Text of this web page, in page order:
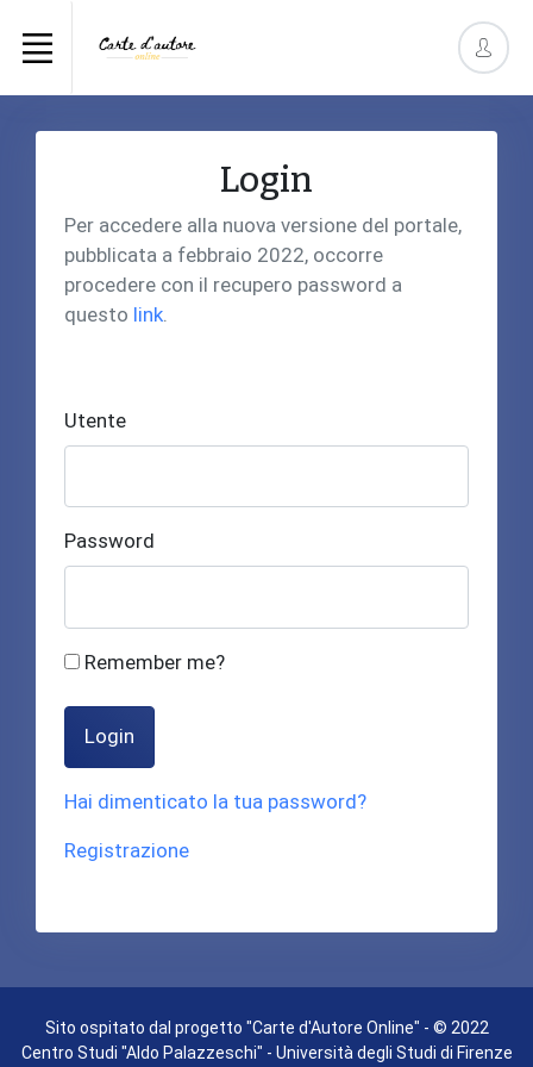
Login
Per accedere alla nuova versione del portale,
pubblicata a febbraio 2022, occorre
procedere con il recupero password a
questo link.
Utente
Password
Remember me?
Login
Hai dimenticato la tua password?
Registrazione
Sito ospitato dal progetto "Carte d'Autore Online" - © 2022
Centro Studi "Aldo Palazzeschi" - Università degli Studi di Firenze